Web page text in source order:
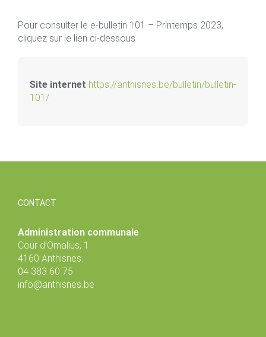
Pour consulter le e-bulletin 101 – Printemps 2023,
cliquez sur le lien ci-dessous
Site internet https://anthisnes.be/bulletin/bulletin-
101/
CONTACT
Administration communale
Cour d’Omalius, 1
4160 Anthisnes.
04 383 60 75
info@anthisnes.be